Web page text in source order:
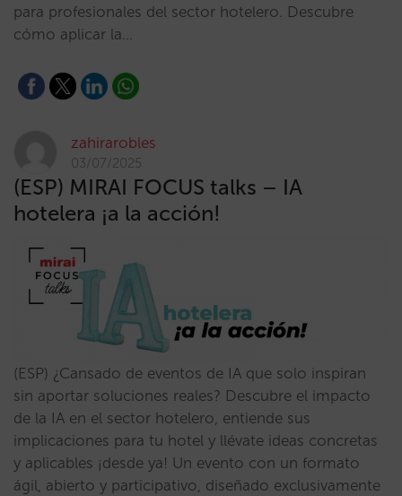
para profesionales del sector hotelero. Descubre
cómo aplicar la…
zahirarobles
03/07/2025
(ESP) MIRAI FOCUS talks – IA
hotelera ¡a la acción!
(ESP) ¿Cansado de eventos de IA que solo inspiran
sin aportar soluciones reales? Descubre el impacto
de la IA en el sector hotelero, entiende sus
implicaciones para tu hotel y llévate ideas concretas
y aplicables ¡desde ya! Un evento con un formato
ágil, abierto y participativo, diseñado exclusivamente